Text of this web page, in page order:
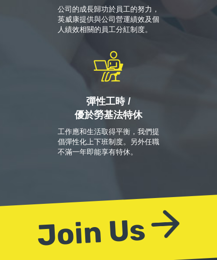
公司的成長歸功於員工的努力，
英威康提供與公司營運績效及個
人績效相關的員工分紅制度。
彈性工時 /
優於勞基法特休
工作應和生活取得平衡，我們提
倡彈性化上下班制度。另外任職
不滿一年即能享有特休。
Join Us